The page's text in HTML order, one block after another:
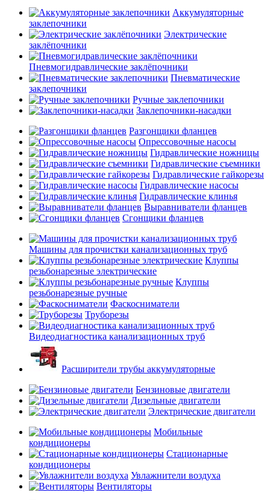
Аккумуляторные
заклепочники
Электрические
заклёпочники
Пневмогидравлические заклёпочники
Пневматические
заклепочники
Ручные заклепочники
Заклепочники-насадки
Разгонщики фланцев
Опрессовочные насосы
Гидравлические ножницы
Гидравлические съемники
Гидравлические гайкорезы
Гидравлические насосы
Гидравлические клинья
Выравниватели фланцев
Сгонщики фланцев
Машины для прочистки канализационных труб
Клуппы
резьбонарезные электрические
Клуппы
резьбонарезные ручные
Фаскосниматели
Труборезы
Видеодиагностика канализационных труб
Расширители трубы аккумуляторные
Бензиновые двигатели
Дизельные двигатели
Электрические двигатели
Мобильные
кондиционеры
Стационарные
кондиционеры
Увлажнители воздуха
Вентиляторы